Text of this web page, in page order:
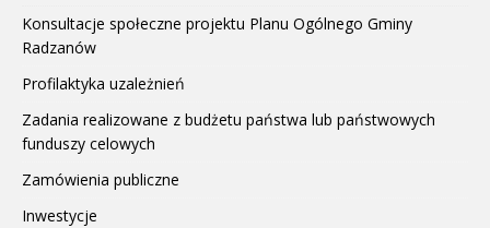
Konsultacje społeczne projektu Planu Ogólnego Gminy
Radzanów
Profilaktyka uzależnień
Zadania realizowane z budżetu państwa lub państwowych
funduszy celowych
Zamówienia publiczne
Inwestycje